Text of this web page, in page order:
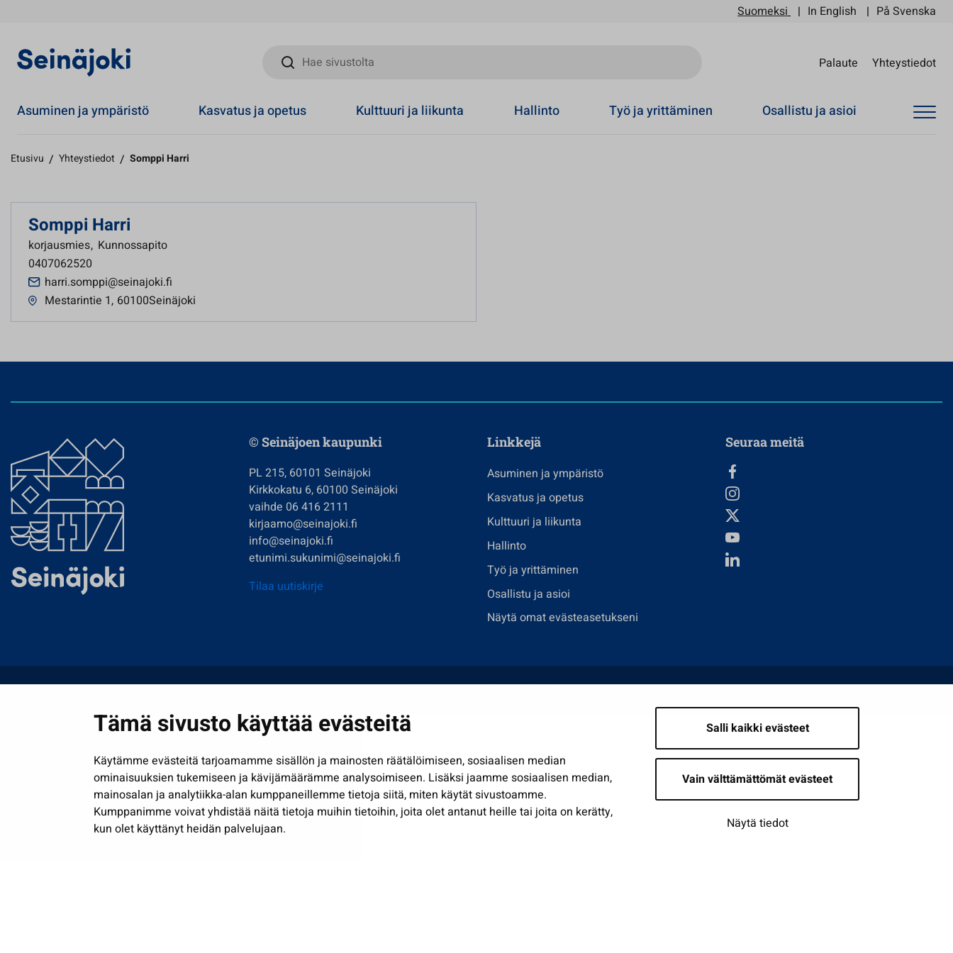
Tämä sivusto käyttää evästeitä
Käytämme evästeitä tarjoamamme sisällön ja mainosten räätälöimiseen, sosiaalisen median
ominaisuuksien tukemiseen ja kävijämäärämme analysoimiseen. Lisäksi jaamme sosiaalisen median,
mainosalan ja analytiikka-alan kumppaneillemme tietoja siitä, miten käytät sivustoamme.
Kumppanimme voivat yhdistää näitä tietoja muihin tietoihin, joita olet antanut heille tai joita on kerätty,
kun olet käyttänyt heidän palvelujaan.
Salli kaikki evästeet
Vain välttämättömät evästeet
Näytä tiedot
Suomeksi In English På Svenska
Hae sivustolta
Palaute Yhteystiedot
Asuminen ja ympäristö Kasvatus ja opetus Kulttuuri ja liikunta Hallinto Työ ja yrittäminen Osallistu ja asioi
Etusivu / Yhteystiedot / Somppi Harri
Somppi Harri
korjausmies, Kunnossapito
0407062520
harri.somppi@seinajoki.fi
Mestarintie 1, 60100Seinäjoki
© Seinäjoen kaupunki
PL 215, 60101 Seinäjoki
Kirkkokatu 6, 60100 Seinäjoki
vaihde 06 416 2111
kirjaamo@seinajoki.fi
info@seinajoki.fi
etunimi.sukunimi@seinajoki.fi
Tilaa uutiskirje
Linkkejä
Asuminen ja ympäristö
Kasvatus ja opetus
Kulttuuri ja liikunta
Hallinto
Työ ja yrittäminen
Osallistu ja asioi
Näytä omat evästeasetukseni
Seuraa meitä